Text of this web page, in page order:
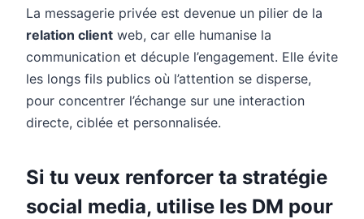
La messagerie privée est devenue un pilier de la
relation client web, car elle humanise la
communication et décuple l’engagement. Elle évite
les longs fils publics où l’attention se disperse,
pour concentrer l’échange sur une interaction
directe, ciblée et personnalisée.
Si tu veux renforcer ta stratégie
social media, utilise les DM pour